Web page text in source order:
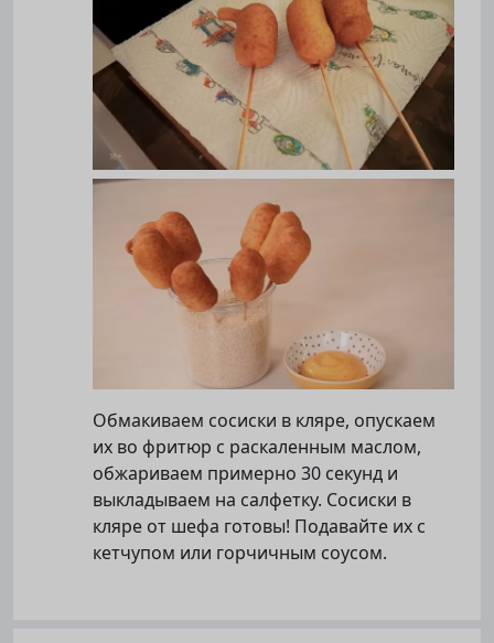
Обмакиваем сосиски в кляре, опускаем
их во фритюр с раскаленным маслом,
обжариваем примерно 30 секунд и
выкладываем на салфетку. Сосиски в
кляре от шефа готовы! Подавайте их с
кетчупом или горчичным соусом.